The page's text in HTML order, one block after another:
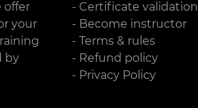
offer
your
by
- Certificate validation
- Become instructor
- Terms & rules
- Refund policy
- Privacy Policy